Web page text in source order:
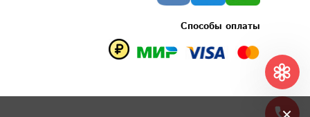
Способы оплаты